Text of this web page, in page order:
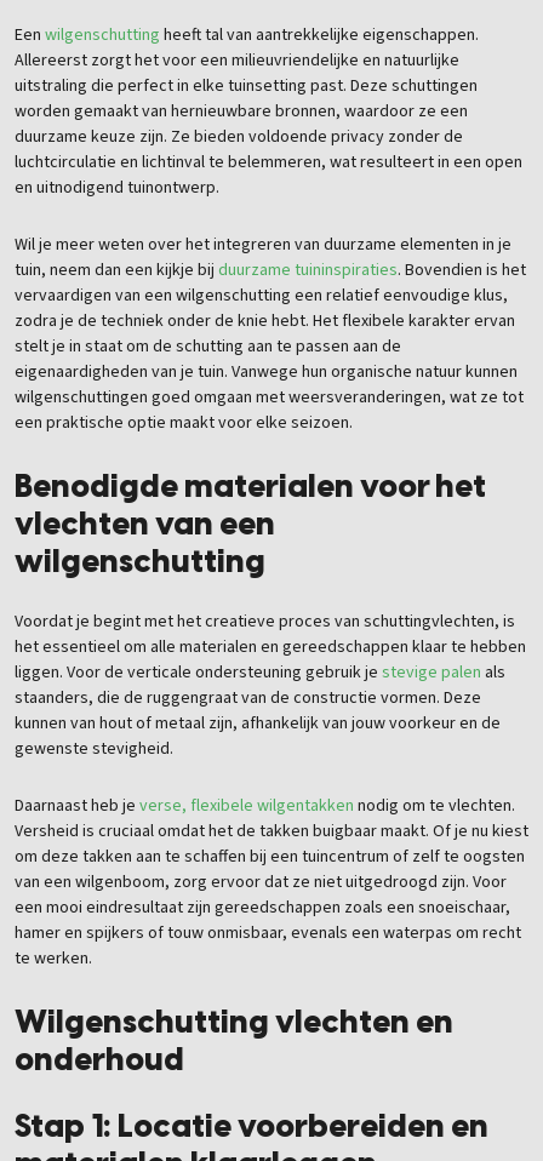
Een wilgenschutting heeft tal van aantrekkelijke eigenschappen.
Allereerst zorgt het voor een milieuvriendelijke en natuurlijke
uitstraling die perfect in elke tuinsetting past. Deze schuttingen
worden gemaakt van hernieuwbare bronnen, waardoor ze een
duurzame keuze zijn. Ze bieden voldoende privacy zonder de
luchtcirculatie en lichtinval te belemmeren, wat resulteert in een open
en uitnodigend tuinontwerp.
Wil je meer weten over het integreren van duurzame elementen in je
tuin, neem dan een kijkje bij duurzame tuininspiraties. Bovendien is het
vervaardigen van een wilgenschutting een relatief eenvoudige klus,
zodra je de techniek onder de knie hebt. Het flexibele karakter ervan
stelt je in staat om de schutting aan te passen aan de
eigenaardigheden van je tuin. Vanwege hun organische natuur kunnen
wilgenschuttingen goed omgaan met weersveranderingen, wat ze tot
een praktische optie maakt voor elke seizoen.
Benodigde materialen voor het
vlechten van een
wilgenschutting
Voordat je begint met het creatieve proces van schuttingvlechten, is
het essentieel om alle materialen en gereedschappen klaar te hebben
liggen. Voor de verticale ondersteuning gebruik je stevige palen als
staanders, die de ruggengraat van de constructie vormen. Deze
kunnen van hout of metaal zijn, afhankelijk van jouw voorkeur en de
gewenste stevigheid.
Daarnaast heb je verse, flexibele wilgentakken nodig om te vlechten.
Versheid is cruciaal omdat het de takken buigbaar maakt. Of je nu kiest
om deze takken aan te schaffen bij een tuincentrum of zelf te oogsten
van een wilgenboom, zorg ervoor dat ze niet uitgedroogd zijn. Voor
een mooi eindresultaat zijn gereedschappen zoals een snoeischaar,
hamer en spijkers of touw onmisbaar, evenals een waterpas om recht
te werken.
Wilgenschutting vlechten en
onderhoud
Stap 1: Locatie voorbereiden en